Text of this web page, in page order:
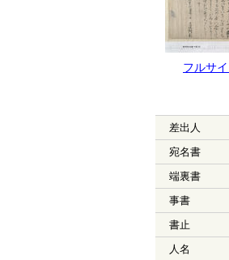
フルサ
差出人
宛名書
端裏書
事書
書止
人名